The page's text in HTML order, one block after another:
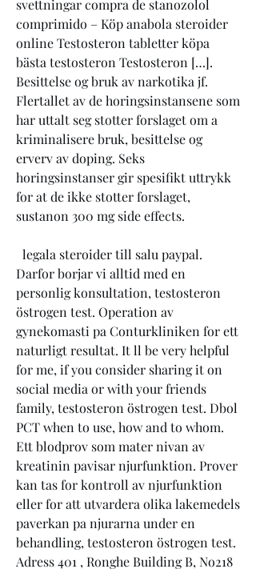
svettningar compra de stanozolol
comprimido – Köp anabola steroider
online Testosteron tabletter köpa
bästa testosteron Testosteron […].
Besittelse og bruk av narkotika jf.
Flertallet av de horingsinstansene som
har uttalt seg stotter forslaget om a
kriminalisere bruk, besittelse og
erverv av doping. Seks
horingsinstanser gir spesifikt uttrykk
for at de ikke stotter forslaget,
sustanon 300 mg side effects.
  legala steroider till salu paypal.
Darfor borjar vi alltid med en
personlig konsultation, testosteron
östrogen test. Operation av
gynekomasti pa Conturkliniken for ett
naturligt resultat. It ll be very helpful
for me, if you consider sharing it on
social media or with your friends
family, testosteron östrogen test. Dbol
PCT when to use, how and to whom.
Ett blodprov som mater nivan av
kreatinin pavisar njurfunktion. Prover
kan tas for kontroll av njurfunktion
eller for att utvardera olika lakemedels
paverkan pa njurarna under en
behandling, testosteron östrogen test.
Adress 401 , Ronghe Building B, No218